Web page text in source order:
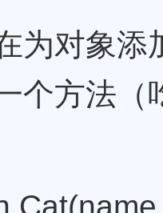
为对象添
个方法（